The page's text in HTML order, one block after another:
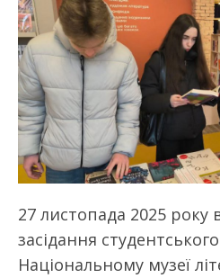
27 листопада 2025 року
засідання
Національному музеї